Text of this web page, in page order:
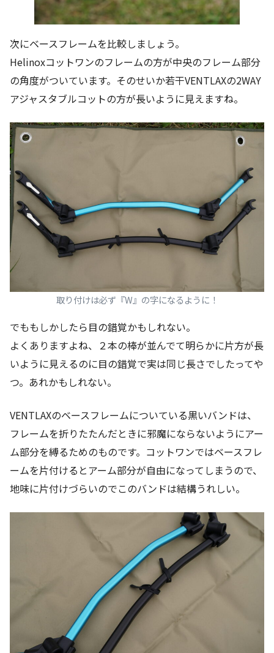
次にベースフレームを比較しましょう。
Helinoxコットワンのフレームの方が中央のフレーム部分
の角度がついています。そのせいか若干VENTLAXの2WAY
アジャスタブルコットの方が長いように見えますね。
取り付けは必ず『W』の字になるように！
でももしかしたら目の錯覚かもしれない。
よくありますよね、２本の棒が並んでて明らかに片方が長
いように見えるのに目の錯覚で実は同じ長さでしたってや
つ。あれかもしれない。
VENTLAXのベースフレームについている黒いバンドは、
フレームを折りたたんだときに邪魔にならないようにアー
ム部分を縛るためのものです。コットワンではベースフレ
ームを片付けるとアーム部分が自由になってしまうので、
地味に片付けづらいのでこのバンドは結構うれしい。